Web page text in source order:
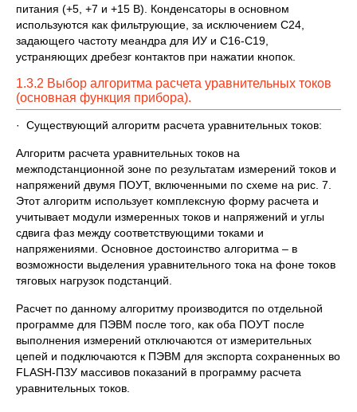
питания (+5, +7 и +15 В). Конденсаторы в основном
используются как фильтрующие, за исключением C24,
задающего частоту меандра для ИУ и С16-С19,
устраняющих дребезг контактов при нажатии кнопок.
1.3.2 Выбор алгоритма расчета уравнительных токов
(основная функция прибора).
· Существующий алгоритм расчета уравнительных токов:
Алгоритм расчета уравнительных токов на
межподстанционной зоне по результатам измерений токов и
напряжений двумя ПОУТ, включенными по схеме на рис. 7.
Этот алгоритм использует комплексную форму расчета и
учитывает модули измеренных токов и напряжений и углы
сдвига фаз между соответствующими токами и
напряжениями. Основное достоинство алгоритма – в
возможности выделения уравнительного тока на фоне токов
тяговых нагрузок подстанций.
Расчет по данному алгоритму производится по отдельной
программе для ПЭВМ после того, как оба ПОУТ после
выполнения измерений отключаются от измерительных
цепей и подключаются к ПЭВМ для экспорта сохраненных во
FLASH-ПЗУ массивов показаний в программу расчета
уравнительных токов.